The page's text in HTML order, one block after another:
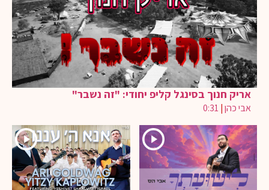
אריק חנוך בסינגל קליפ יחודי: "זה נשבר"
אבי כהן|
0:31